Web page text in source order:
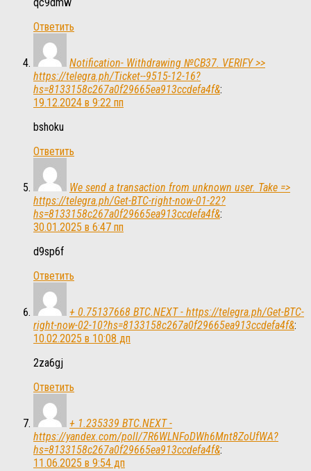
qc9dmw
Ответить
Notification- Withdrawing №CB37. VERIFY >>
https://telegra.ph/Ticket--9515-12-16?
hs=8133158c267a0f29665ea913ccdefa4f&:
19.12.2024 в 9:22 пп
bshoku
Ответить
We send a transaction from unknown user. Take =>
https://telegra.ph/Get-BTC-right-now-01-22?
hs=8133158c267a0f29665ea913ccdefa4f&:
30.01.2025 в 6:47 пп
d9sp6f
Ответить
+ 0.75137668 BTC.NEXT - https://telegra.ph/Get-BTC-
right-now-02-10?hs=8133158c267a0f29665ea913ccdefa4f&:
10.02.2025 в 10:08 дп
2za6gj
Ответить
+ 1.235339 BTC.NEXT -
https://yandex.com/poll/7R6WLNFoDWh6Mnt8ZoUfWA?
hs=8133158c267a0f29665ea913ccdefa4f&:
11.06.2025 в 9:54 дп